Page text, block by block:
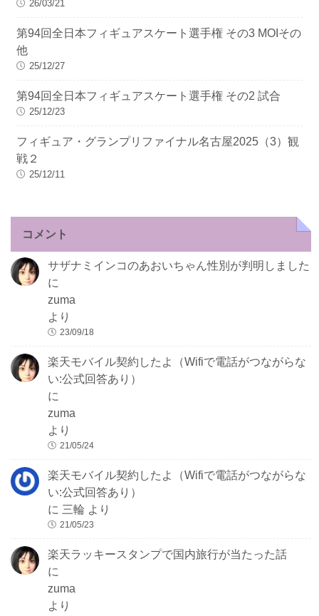
26/03/21
第94回全日本フィギュアスケート選手権 その3 MOIその
他
25/12/27
第94回全日本フィギュアスケート選手権 その2 試合
25/12/23
フィギュア・グランプリファイナル名古屋2025（3）観
戦２
25/12/11
コメント
サザナミインコのあおいちゃん性別が判明しました
に
zuma
より
23/09/18
楽天モバイル契約したよ（Wifiで電話がつながらな
い:公式回答あり）
に
zuma
より
21/05/24
楽天モバイル契約したよ（Wifiで電話がつながらな
い:公式回答あり）
に三輪 より
21/05/23
楽天ラッキースタンプで国内旅行が当たった話
に
zuma
より